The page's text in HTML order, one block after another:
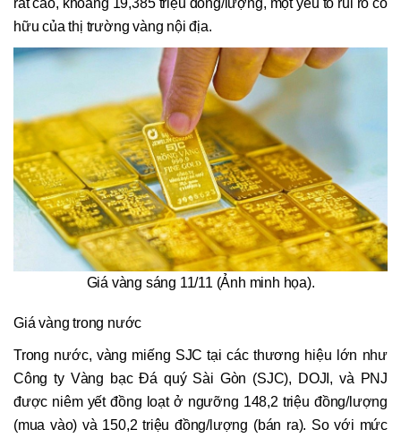
hữu của thị trường vàng nội địa.
Giá vàng sáng 11/11 (Ảnh minh họa).
Giá vàng trong nước
Trong nước, vàng miếng SJC tại các thương hiệu lớn như
Công ty Vàng bạc Đá quý Sài Gòn (SJC), DOJI, và PNJ
được niêm yết đồng loạt ở ngưỡng 148,2 triệu đồng/lượng
(mua vào) và 150,2 triệu đồng/lượng (bán ra). So với mức